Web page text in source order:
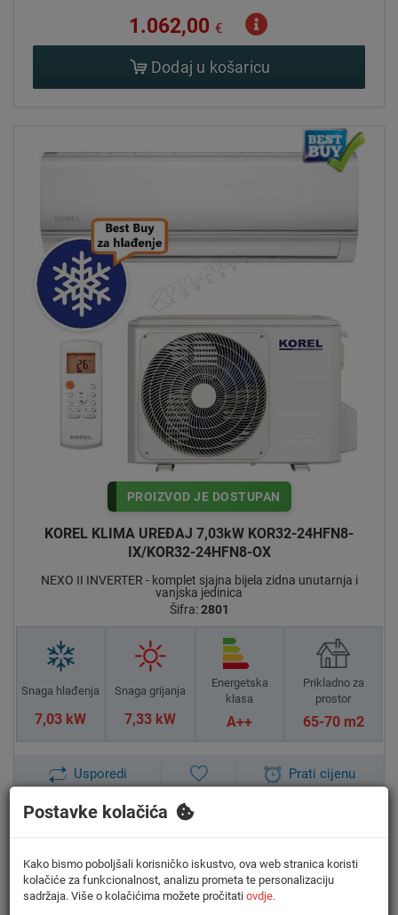
1.062,00 €
Dodaj u košaricu
PROIZVOD JE DOSTUPAN
KOREL KLIMA UREĐAJ 7,03kW KOR32-24HFN8-
IX/KOR32-24HFN8-OX
NEXO II INVERTER - komplet sjajna bijela zidna unutarnja i
vanjska jedinica
Šifra:2801
Snaga hlađenja
7,03 kW
Snaga grijanja
7,33 kW
Energetska
klasa
A++
Prikladno za
prostor
65-70 m2
Usporedi Prati cijenu
Informacijski list proizvoda
Postavke kolačića
Kako bismo poboljšali korisničko iskustvo, ova web stranica koristi
kolačiće za funkcionalnost, analizu prometa te personalizaciju
sadržaja. Više o kolačićima možete pročitati ovdje.